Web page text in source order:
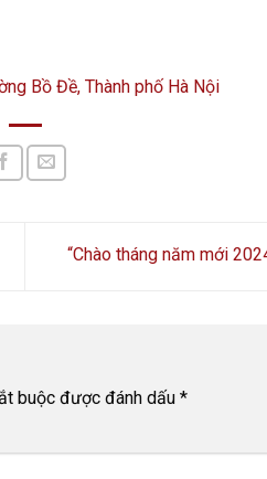
Bồ Đề, Thành phố Hà Nội
“Chào tháng năm mới
buộc được đánh dấu *